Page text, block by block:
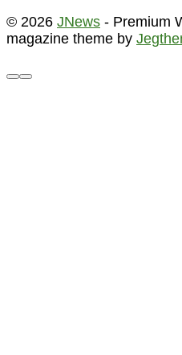
© 2026 JNews - Premium
magazine theme by